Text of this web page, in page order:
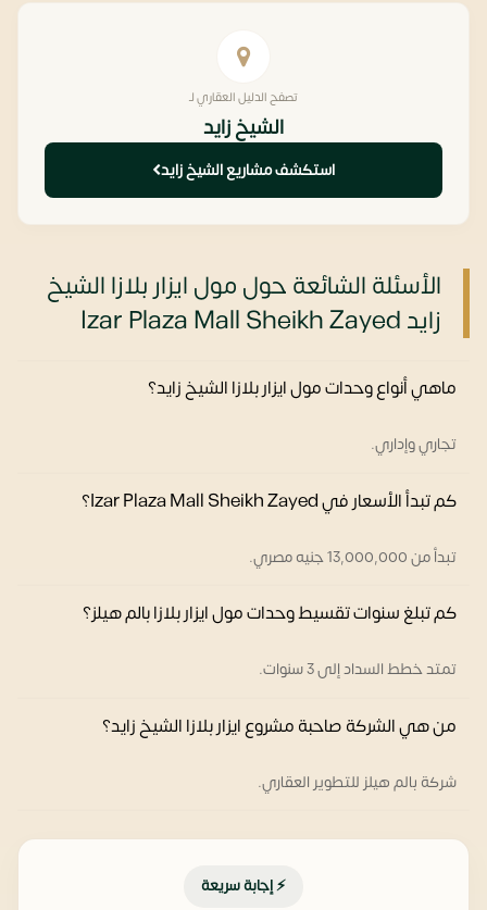
تصفح الدليل العقاري لـ
الشيخ زايد
استكشف مشاريع الشيخ زايد
الأسئلة الشائعة حول مول ايزار بلازا الشيخ
زايد Izar Plaza Mall Sheikh Zayed
ماهي أنواع وحدات مول ايزار بلازا الشيخ زايد؟
تجاري وإداري.
كم تبدأ الأسعار في Izar Plaza Mall Sheikh Zayed؟
تبدأ من 13,000,000 جنيه مصري.
كم تبلغ سنوات تقسيط وحدات مول ايزار بلازا بالم هيلز؟
تمتد خطط السداد إلى 3 سنوات.
من هي الشركة صاحبة مشروع ايزار بلازا الشيخ زايد؟
شركة بالم هيلز للتطوير العقاري.
⚡ إجابة سريعة